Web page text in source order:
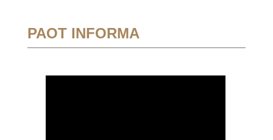
PAOT INFORMA